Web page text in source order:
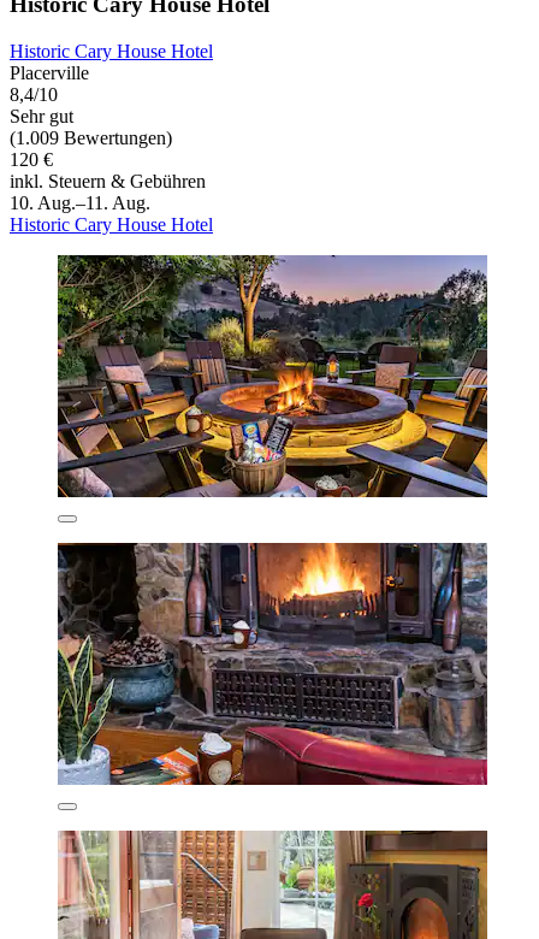
Historic Cary House Hotel
Placerville
8,4/10
Sehr gut
(1.009 Bewertungen)
120 €
inkl. Steuern & Gebühren
10. Aug.–11. Aug.
Historic Cary House Hotel